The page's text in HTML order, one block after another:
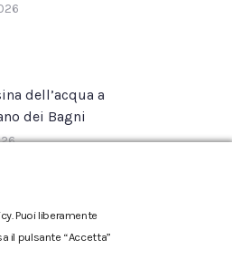
dell’acqua a
dei Bagni
Puoi liberamente
il pulsante “Accetta”